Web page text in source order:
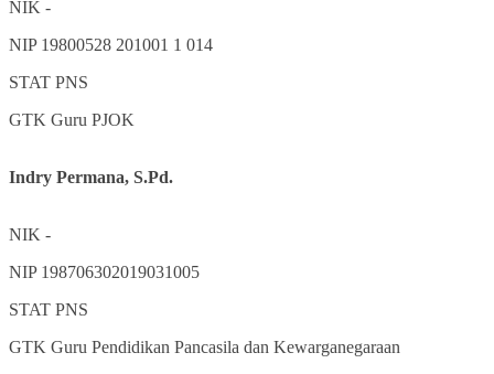
NIK -
NIP 19800528 201001 1 014
STAT PNS
GTK Guru PJOK
Indry Permana, S.Pd.
NIK -
NIP 198706302019031005
STAT PNS
GTK Guru Pendidikan Pancasila dan Kewarganegaraan